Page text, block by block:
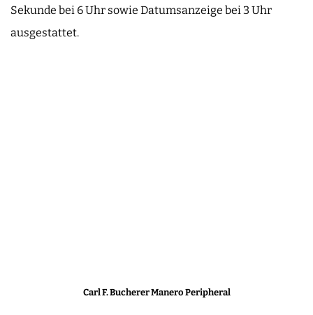
Sekunde bei 6 Uhr sowie Datumsanzeige bei 3 Uhr
ausgestattet.
Carl F. Bucherer Manero Peripheral